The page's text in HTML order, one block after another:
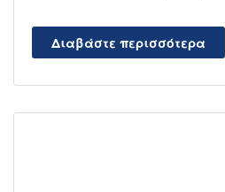
Διαβάστε περισσότερα